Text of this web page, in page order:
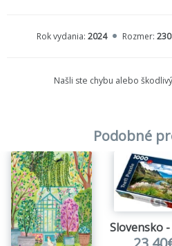
Rok vydania: 2024 Rozmer:
Našli ste chybu alebo
Podobné